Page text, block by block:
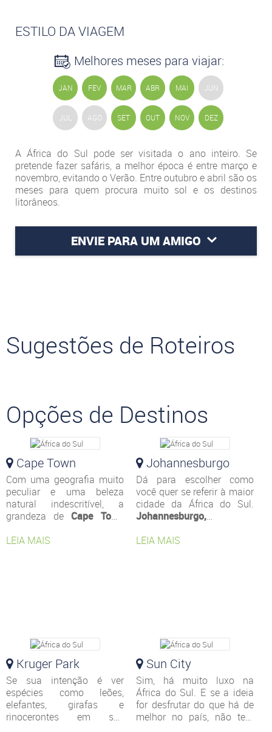
ESTILO DA VIAGEM
Melhores meses para viajar:
JAN FEV MAR ABR MAI JUN
JUL AGO SET OUT NOV DEZ
A África do Sul pode ser visitada o ano inteiro. Se
pretende fazer safáris, a melhor época é entre março e
novembro, evitando o Verão. Entre outubro e abril são os
meses para quem procura muito sol e os destinos
litorâneos.
ENVIE PARA UM AMIGO
Sugestões de Roteiros
Opções de Destinos
Cape Town
Com uma geografia muito
peculiar e uma beleza
natural indescritível, a
grandeza de Cape Town
habilidade dos melhores
LEIA MAIS
Johannesburgo
Dá para escolher como
você quer se referir à maior
cidade da África do Sul.
Johannesburgo,
simplesmentre
por ele.
LEIA MAIS
Kruger Park
Se sua intenção é ver
espécies como leões,
elefantes, girafas e
rinocerontes em seu
Sun City
Sim, há muito luxo na
África do Sul. E se a ideia
for desfrutar do que há de
melhor no país, não tem